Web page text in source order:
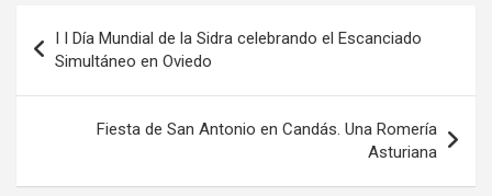
de
entradas
I I Día Mundial de la Sidra celebrando el Escanciado
Simultáneo en Oviedo
Fiesta de San Antonio en Candás. Una Romería
Asturiana